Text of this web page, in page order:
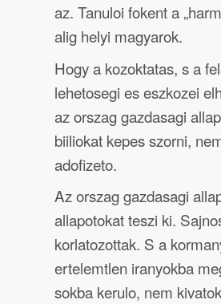
az. Tanuloi fokent a
alig helyi magyarok.
Hogy a kozoktatas, s a
lehetosegi es eszkozei
az orszag gazdasagi
biiliokat kepes szorni,
adofizeto.
Az orszag gazdasagi
allapotokat teszi ki.
korlatozottak. S a
ertelemtlen iranyokba
sokba kerulo, nem